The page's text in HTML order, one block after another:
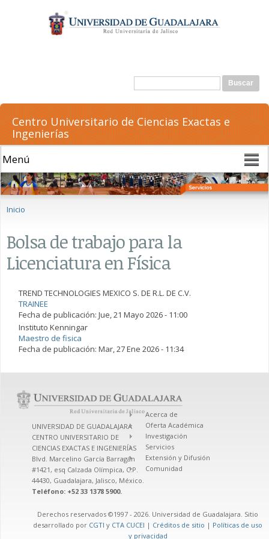
contenido
principal
Formulario de búsqueda
Buscar
Centro Universitario de Ciencias Exactas e
Ingenierías
Inicio
Bolsa de trabajo para la
Licenciatura en Física
TREND TECHNOLOGIES MEXICO S. DE R.L. DE C.V.
TRAINEE
Fecha de publicación: Jue, 21 Mayo 2026 - 11:00
Instituto Kenningar
Maestro de fisica
Fecha de publicación: Mar, 27 Ene 2026 - 11:34
UNIVERSIDAD DE GUADALAJARA
CENTRO UNIVERSITARIO DE
CIENCIAS EXACTAS E INGENIERÍAS
Blvd. Marcelino García Barragán
#1421, esq Calzada Olímpica, C.P.
44430, Guadalajara, Jalisco, México.
Teléfono: +52 33 1378 5900.
Acerca de
Oferta Académica
Investigación
Servicios
Extensión y Difusión
Comunidad
Derechos reservados ©1997 - 2026. Universidad de Guadalajara. Sitio
desarrollado por CGTI y CTA CUCEI | Créditos de sitio | Políticas de uso
y privacidad